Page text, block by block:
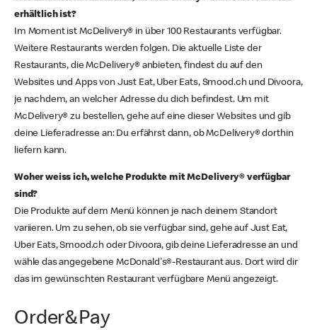
erhältlich ist?
Im Moment ist McDelivery® in über 100 Restaurants verfügbar.
Weitere Restaurants werden folgen. Die aktuelle Liste der
Restaurants, die McDelivery® anbieten, findest du auf den
Websites und Apps von Just Eat, Uber Eats, Smood.ch und Divoora,
je nachdem, an welcher Adresse du dich befindest. Um mit
McDelivery® zu bestellen, gehe auf eine dieser Websites und gib
deine Lieferadresse an: Du erfährst dann, ob McDelivery® dorthin
liefern kann.
Woher weiss ich, welche Produkte mit McDelivery® verfügbar
sind?
Die Produkte auf dem Menü können je nach deinem Standort
variieren. Um zu sehen, ob sie verfügbar sind, gehe auf Just Eat,
Uber Eats, Smood.ch oder Divoora, gib deine Lieferadresse an und
wähle das angegebene McDonald's®-Restaurant aus. Dort wird dir
das im gewünschten Restaurant verfügbare Menü angezeigt.
Order&Pay